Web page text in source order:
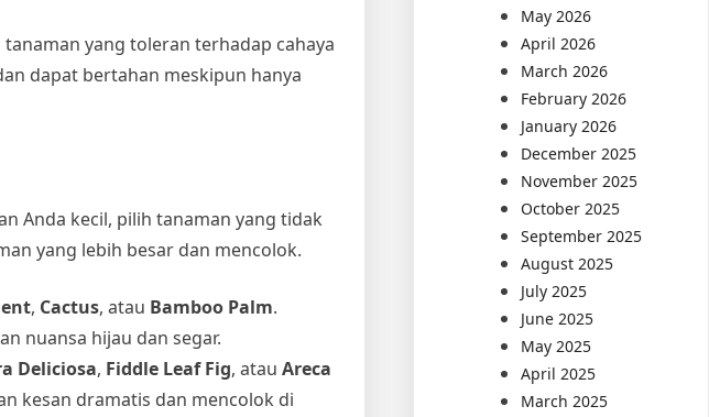
yang toleran terhadap cahaya
dapat bertahan meskipun hanya
Anda kecil, pilih tanaman yang tidak
yang lebih besar dan mencolok.
, Cactus, atau Bamboo Palm.
nuansa hijau dan segar.
Deliciosa, Fiddle Leaf Fig, atau Areca
kesan dramatis dan mencolok di
May 2026
April 2026
March 2026
February 2026
January 2026
December 2025
November 2025
October 2025
September 2025
August 2025
July 2025
June 2025
May 2025
April 2025
March 2025